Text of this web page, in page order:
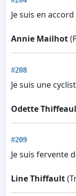
Je suis en
Annie Mailhot
#208
Je suis une
Odette
#209
Je suis fervente
Line Thiffault